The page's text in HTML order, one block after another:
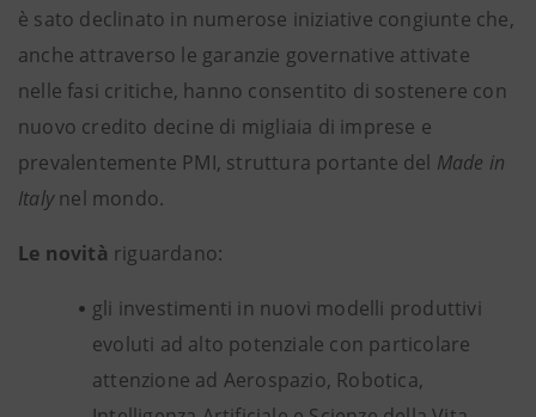
è sato declinato in numerose iniziative congiunte che,
anche attraverso le garanzie governative attivate
nelle fasi critiche, hanno consentito di sostenere con
nuovo credito decine di migliaia di imprese e
prevalentemente PMI, struttura portante del Made in
Italynel mondo.
Le novità riguardano:
gli investimenti in nuovi modelli produttivi
evoluti ad alto potenziale con particolare
attenzione ad Aerospazio, Robotica,